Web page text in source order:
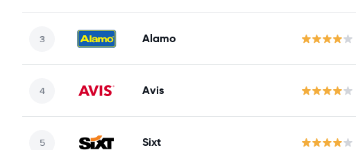
Alamo
Avis
Sixt